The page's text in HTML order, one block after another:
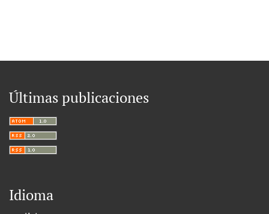
Últimas publicaciones
Idioma